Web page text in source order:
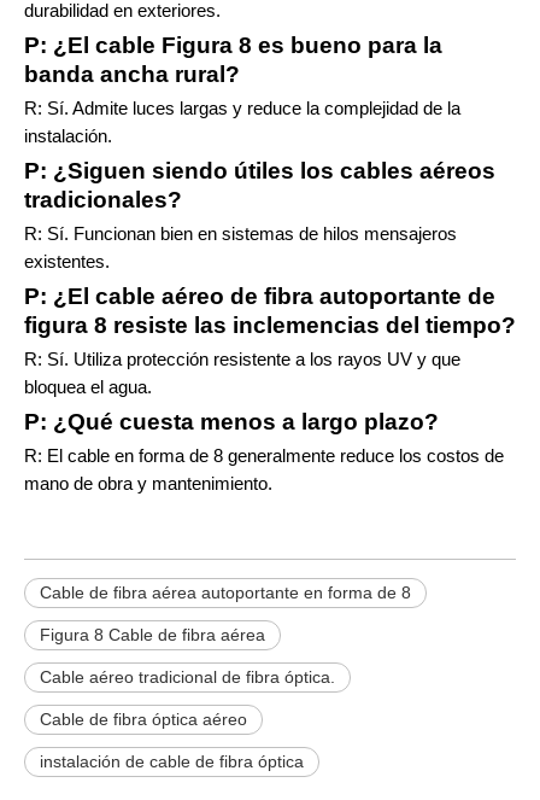
durabilidad en exteriores.
P: ¿El cable Figura 8 es bueno para la
banda ancha rural?
R: Sí. Admite luces largas y reduce la complejidad de la
instalación.
P: ¿Siguen siendo útiles los cables aéreos
tradicionales?
R: Sí. Funcionan bien en sistemas de hilos mensajeros
existentes.
P: ¿El cable aéreo de fibra autoportante de
figura 8 resiste las inclemencias del tiempo?
R: Sí. Utiliza protección resistente a los rayos UV y que
bloquea el agua.
P: ¿Qué cuesta menos a largo plazo?
R: El cable en forma de 8 generalmente reduce los costos de
mano de obra y mantenimiento.
Cable de fibra aérea autoportante en forma de 8
Figura 8 Cable de fibra aérea
Cable aéreo tradicional de fibra óptica.
Cable de fibra óptica aéreo
instalación de cable de fibra óptica